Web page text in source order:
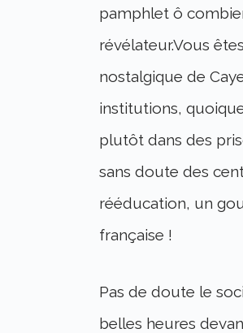
pamphlet ô
révélateur.Vous
nostalgique de
institutions,
plutôt dans des
sans doute des
rééducation, un
française !
Pas de doute le
belles heures